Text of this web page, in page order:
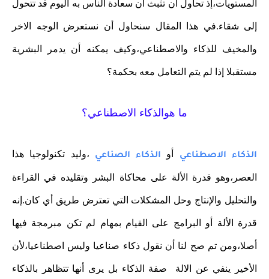
المستويات،إذ تحاول أن تثبث أن سعادة الناس به اليوم قد تتحول
إلى شقاء.في هذا المقال سنحاول أن نستعرض الوجه الاخر
والمخيف للذكاء والاصطناعي،وكيف يمكنه أن يدمر البشرية
مستقبلا إذا لم يتم التعامل معه بحكمة؟
ما هوالذكاء الاصطناعي؟
الذكاء الاصطناعي أو الذكاء الصناعي ،وليد تكنولوجيا هذا
العصر،وهو قدرة الألة على محاكاة البشر وتقليده في القراءة
والتحليل والإنتاج وحل المشكلات التي تعترض طريق أي كان.إنه
قدرة الألة أو البرامج على القيام بمهام لم تكن مبرمجة فيها
أصلا،ومن تم صح لنا أن نقول ذكاء صناعيا وليس اصطناعيا،لأن
الأخير ينفي عن الالة صفة الذكاء بل يرى أنها تتظاهر بالذكاء